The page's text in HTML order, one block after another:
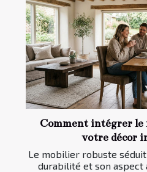
Comment intégrer le
votre décor
Le mobilier robuste
durabilité et son aspect